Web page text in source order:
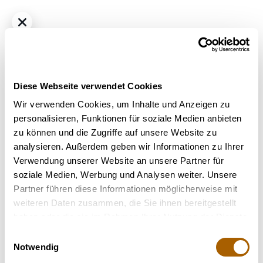
Diese Webseite verwendet Cookies
Wir verwenden Cookies, um Inhalte und Anzeigen zu
personalisieren, Funktionen für soziale Medien anbieten
zu können und die Zugriffe auf unsere Website zu
analysieren. Außerdem geben wir Informationen zu Ihrer
Verwendung unserer Website an unsere Partner für
soziale Medien, Werbung und Analysen weiter. Unsere
Partner führen diese Informationen möglicherweise mit
weiteren Daten zusammen, die Sie ihnen bereitgestellt
Notwendig
Hybrid - Sativa dominant THC30% CBD0.1%
TYSON 2.0 30/1 Haymaker Haze
Bestrahlung: Unbestrahlt
Strain: Haymaker Haze
Geschmack: Erdig, Würzig